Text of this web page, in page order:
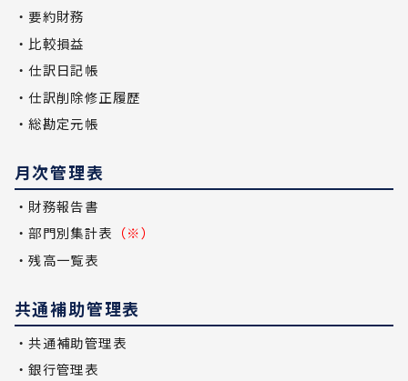
・要約財務
・比較損益
・仕訳日記帳
・仕訳削除修正履歴
・総勘定元帳
月次管理表
・財務報告書
・部門別集計表 （※）
・残高一覧表
共通補助管理表
・共通補助管理表
・銀行管理表